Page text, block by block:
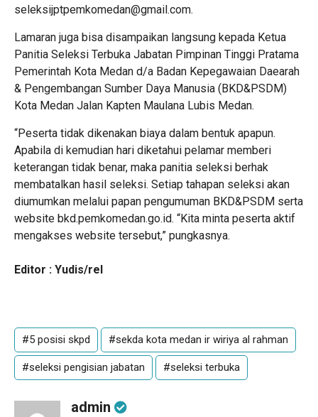
seleksijptpemkomedan@gmail.com.
Lamaran juga bisa disampaikan langsung kepada Ketua
Panitia Seleksi Terbuka Jabatan Pimpinan Tinggi Pratama
Pemerintah Kota Medan d/a Badan Kepegawaian Daearah
& Pengembangan Sumber Daya Manusia (BKD&PSDM)
Kota Medan Jalan Kapten Maulana Lubis Medan.
“Peserta tidak dikenakan biaya dalam bentuk apapun.
Apabila di kemudian hari diketahui pelamar memberi
keterangan tidak benar, maka panitia seleksi berhak
membatalkan hasil seleksi. Setiap tahapan seleksi akan
diumumkan melalui papan pengumuman BKD&PSDM serta
website bkd.pemkomedan.go.id. “Kita minta peserta aktif
mengakses website tersebut,” pungkasnya.
Editor : Yudis/rel
#5 posisi skpd #sekda kota medan ir wiriya al rahman
#seleksi pengisian jabatan #seleksi terbuka
admin